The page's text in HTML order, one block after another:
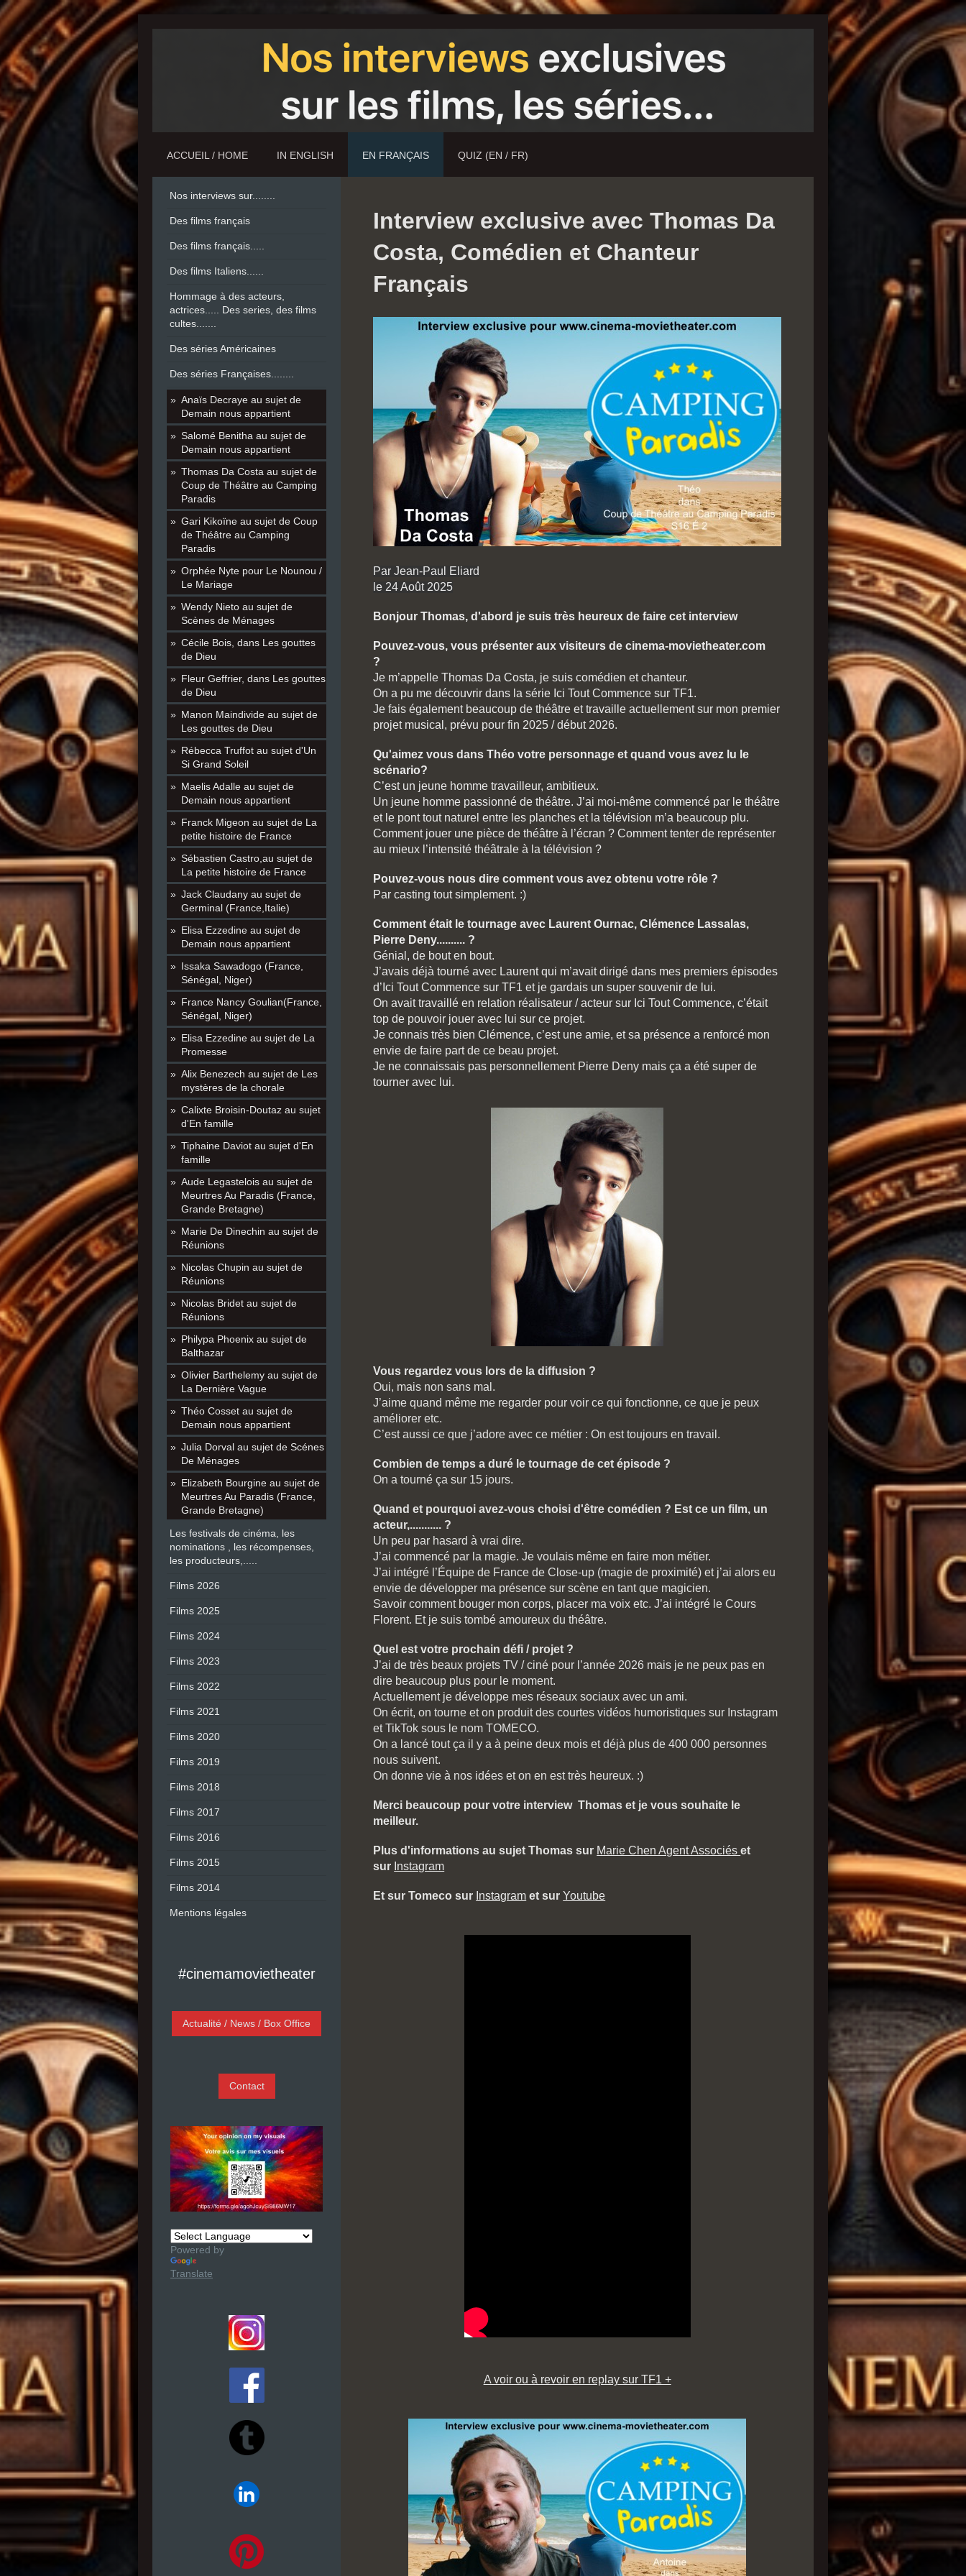
ACCUEIL / HOME IN ENGLISH EN FRANÇAIS QUIZ (EN / FR)
Interview exclusive avec Thomas Da
Costa, Comédien et Chanteur
Français
Par Jean-Paul Eliard
le 24 Août 2025
Bonjour Thomas, d'abord je suis très heureux de faire cet interview
Pouvez-vous, vous présenter aux visiteurs de cinema-movietheater.com
?
Je m’appelle Thomas Da Costa, je suis comédien et chanteur.
On a pu me découvrir dans la série Ici Tout Commence sur TF1.
Je fais également beaucoup de théâtre et travaille actuellement sur mon premier
projet musical, prévu pour fin 2025 / début 2026.
Qu'aimez vous dans Théo votre personnage et quand vous avez lu le
scénario?
C’est un jeune homme travailleur, ambitieux.
Un jeune homme passionné de théâtre. J’ai moi-même commencé par le théâtre
et le pont tout naturel entre les planches et la télévision m’a beaucoup plu.
Comment jouer une pièce de théâtre à l’écran ? Comment tenter de représenter
au mieux l’intensité théâtrale à la télévision ?
Pouvez-vous nous dire comment vous avez obtenu votre rôle ?
Par casting tout simplement. :)
Comment était le tournage avec Laurent Ournac, Clémence Lassalas,
Pierre Deny.......... ?
Génial, de bout en bout.
J’avais déjà tourné avec Laurent qui m’avait dirigé dans mes premiers épisodes
d’Ici Tout Commence sur TF1 et je gardais un super souvenir de lui.
On avait travaillé en relation réalisateur / acteur sur Ici Tout Commence, c’était
top de pouvoir jouer avec lui sur ce projet.
Je connais très bien Clémence, c’est une amie, et sa présence a renforcé mon
envie de faire part de ce beau projet.
Je ne connaissais pas personnellement Pierre Deny mais ça a été super de
tourner avec lui.
Vous regardez vous lors de la diffusion ?
Oui, mais non sans mal.
J’aime quand même me regarder pour voir ce qui fonctionne, ce que je peux
améliorer etc.
C’est aussi ce que j’adore avec ce métier : On est toujours en travail.
Combien de temps a duré le tournage de cet épisode ?
On a tourné ça sur 15 jours.
Quand et pourquoi avez-vous choisi d'être comédien ? Est ce un film, un
acteur,........... ?
Un peu par hasard à vrai dire.
J’ai commencé par la magie. Je voulais même en faire mon métier.
J’ai intégré l’Équipe de France de Close-up (magie de proximité) et j’ai alors eu
envie de développer ma présence sur scène en tant que magicien.
Savoir comment bouger mon corps, placer ma voix etc. J’ai intégré le Cours
Florent. Et je suis tombé amoureux du théâtre.
Quel est votre prochain défi / projet ?
J’ai de très beaux projets TV / ciné pour l’année 2026 mais je ne peux pas en
dire beaucoup plus pour le moment.
Actuellement je développe mes réseaux sociaux avec un ami.
On écrit, on tourne et on produit des courtes vidéos humoristiques sur Instagram
et TikTok sous le nom TOMECO.
On a lancé tout ça il y a à peine deux mois et déjà plus de 400 000 personnes
nous suivent.
On donne vie à nos idées et on en est très heureux. :)
Merci beaucoup pour votre interview Thomas et je vous souhaite le
meilleur.
Plus d'informations au sujet Thomas sur Marie Chen Agent Associéset
sur Instagram
Et sur Tomeco sur Instagram et surYoutube
A voir ou à revoir en replay sur TF1 +
Nos interviews sur........
Des films français
Des films français.....
Des films Italiens......
Hommage à des acteurs,
actrices..... Des series, des films
cultes.......
Des séries Américaines
Des séries Françaises........
Anaïs Decraye au sujet de
Demain nous appartient
Salomé Benitha au sujet de
Demain nous appartient
Thomas Da Costa au sujet de
Coup de Théâtre au Camping
Paradis
Gari Kikoïne au sujet de Coup
de Théâtre au Camping
Paradis
Orphée Nyte pour Le Nounou /
Le Mariage
Wendy Nieto au sujet de
Scènes de Ménages
Cécile Bois, dans Les gouttes
de Dieu
Fleur Geffrier, dans Les gouttes
de Dieu
Manon Maindivide au sujet de
Les gouttes de Dieu
Rébecca Truffot au sujet d'Un
Si Grand Soleil
Maelis Adalle au sujet de
Demain nous appartient
Franck Migeon au sujet de La
petite histoire de France
Sébastien Castro,au sujet de
La petite histoire de France
Jack Claudany au sujet de
Germinal (France,Italie)
Elisa Ezzedine au sujet de
Demain nous appartient
Issaka Sawadogo (France,
Sénégal, Niger)
France Nancy Goulian(France,
Sénégal, Niger)
Elisa Ezzedine au sujet de La
Promesse
Alix Benezech au sujet de Les
mystères de la chorale
Calixte Broisin-Doutaz au sujet
d'En famille
Tiphaine Daviot au sujet d'En
famille
Aude Legastelois au sujet de
Meurtres Au Paradis (France,
Grande Bretagne)
Marie De Dinechin au sujet de
Réunions
Nicolas Chupin au sujet de
Réunions
Nicolas Bridet au sujet de
Réunions
Philypa Phoenix au sujet de
Balthazar
Olivier Barthelemy au sujet de
La Dernière Vague
Théo Cosset au sujet de
Demain nous appartient
Julia Dorval au sujet de Scénes
De Ménages
Elizabeth Bourgine au sujet de
Meurtres Au Paradis (France,
Grande Bretagne)
Les festivals de cinéma, les
nominations , les récompenses,
les producteurs,.....
Films 2026
Films 2025
Films 2024
Films 2023
Films 2022
Films 2021
Films 2020
Films 2019
Films 2018
Films 2017
Films 2016
Films 2015
Films 2014
Mentions légales
#cinemamovietheater
Actualité / News / Box Office
Contact
Powered by
Translate